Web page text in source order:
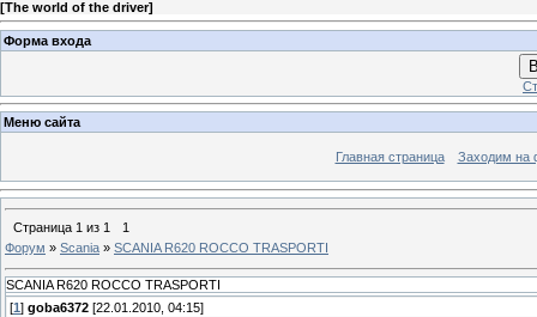
[The world of the driver]
Форма входа
Меню сайта
Главная страница Заходим на
Страница 1 из 1
1
Форум » Scania » SCANIA R620 ROCCO TRASPORTI
SCANIA R620 ROCCO TRASPORTI
[1 ] goba6372 [22.01.2010, 04:15]